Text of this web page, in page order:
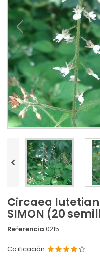

Circaea
SIMON (20
Referencia 0215
Calificación